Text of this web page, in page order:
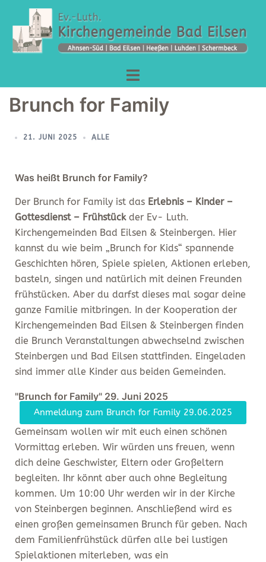
Brunch for Family
21. JUNI 2025 ALLE
Was heißt Brunch for Family?
Der Brunch for Family ist das Erlebnis – Kinder –
Gottesdienst – Frühstückder Ev- Luth.
Kirchengemeinden Bad Eilsen & Steinbergen. Hier
kannst du wie beim „Brunch for Kids“ spannende
Geschichten hören, Spiele spielen, Aktionen erleben,
basteln, singen und natürlich mit deinen Freunden
frühstücken. Aber du darfst dieses mal sogar deine
ganze Familie mitbringen. In der Kooperation der
Kirchengemeinden Bad Eilsen & Steinbergen finden
die Brunch Veranstaltungen abwechselnd zwischen
Steinbergen und Bad Eilsen stattfinden. Eingeladen
sind immer alle Kinder aus beiden Gemeinden.
"Brunch for Family" 29. Juni 2025
Anmeldung zum Brunch for Family 29.06.2025
Gemeinsam wollen wir mit euch einen schönen
Vormittag erleben. Wir würden uns freuen, wenn
dich deine Geschwister, Eltern oder Großeltern
begleiten. Ihr könnt aber auch ohne Begleitung
kommen. Um 10:00 Uhr werden wir in der Kirche
von Steinbergen beginnen. Anschließend wird es
einen großen gemeinsamen Brunch für geben. Nach
dem Familienfrühstück dürfen alle bei lustigen
Spielaktionen miterleben, was ein